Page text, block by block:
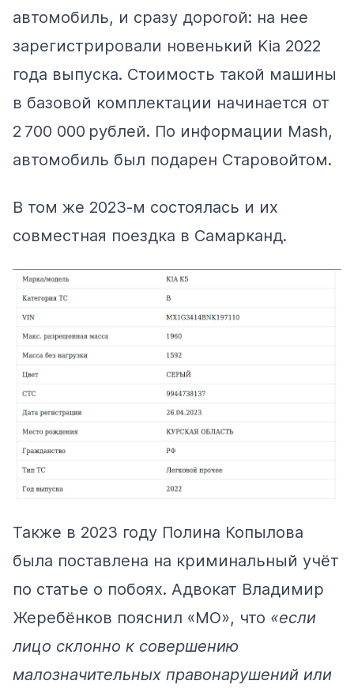
автомобиль, и сразу дорогой: на нее
зарегистрировали новенький Kia 2022
года выпуска. Стоимость такой машины
в базовой комплектации начинается от
2 700 000 рублей. По информации Mash,
автомобиль был подарен Старовойтом.
В том же 2023-м состоялась и их
совместная поездка в Самарканд.
Также в 2023 году Полина Копылова
была поставлена на криминальный учёт
по статье о побоях. Адвокат Владимир
Жеребёнков пояснил «МО», что «если
лицо склонно к совершению
малозначительных правонарушений или